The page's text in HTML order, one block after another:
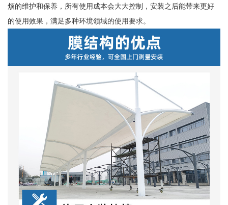
烦的维护和保养，所有使用成本会大大控制，安装之后能带来更好
的使用效果，满足多种环境领域的使用要求。